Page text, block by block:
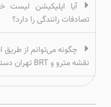
آیا اپلیکیشن لیست
تصادفات رانندگی را دارد؟
چگونه می‌توانم از طریق
نقشه مترو و BRT تهران دسترسی پیدا کنم؟